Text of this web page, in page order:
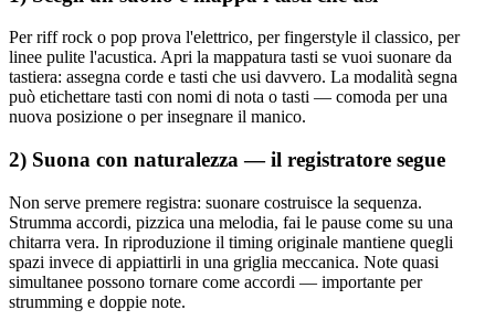
Per riff rock o pop prova l'elettrico, per fingerstyle il classico, per
linee pulite l'acustica. Apri la mappatura tasti se vuoi suonare da
tastiera: assegna corde e tasti che usi davvero. La modalità segna
può etichettare tasti con nomi di nota o tasti — comoda per una
nuova posizione o per insegnare il manico.
2) Suona con naturalezza — il registratore segue
Non serve premere registra: suonare costruisce la sequenza.
Strumma accordi, pizzica una melodia, fai le pause come su una
chitarra vera. In riproduzione il timing originale mantiene quegli
spazi invece di appiattirli in una griglia meccanica. Note quasi
simultanee possono tornare come accordi — importante per
strumming e doppie note.